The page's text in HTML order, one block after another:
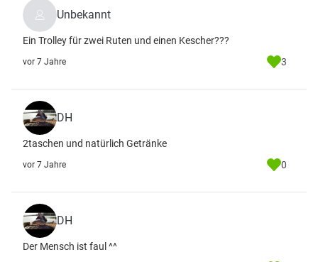
Unbekannt
Ein Trolley für zwei Ruten und einen Kescher???
vor 7 Jahre 3
DH
2taschen und natürlich Getränke
vor 7 Jahre 0
DH
Der Mensch ist faul ^^